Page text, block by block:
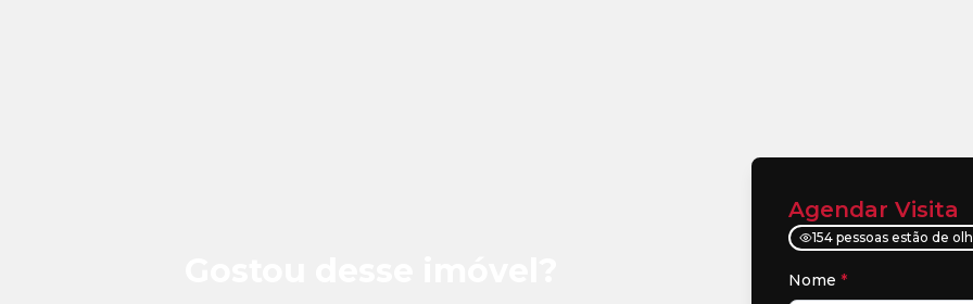
Agendar Visita
154 pessoas estão de
Nome *